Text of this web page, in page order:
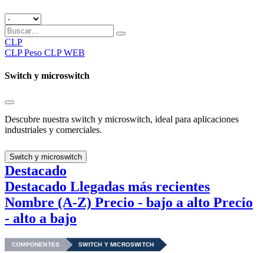
CLP
CLP Peso CLP WEB
Switch y microswitch
Descubre nuestra switch y microswitch, ideal para aplicaciones
industriales y comerciales.
Switch y microswitch
Destacado
Destacado Llegadas más recientes
Nombre (A-Z) Precio - bajo a alto Precio
- alto a bajo
COMPONENTES SWITCH Y MICROSWITCH